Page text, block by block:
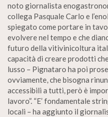
noto giornalista
collega Pasquale Carlo e
spiegato come portare in
evolvere nel tempo e che
futuro della vitivinicoltura
capacità di creare prodotti
lusso – Pignataro ha poi
ovviamente, che bisogna
accessibili a tutti, però è
lavoro”. “E’ fondamentale
locali – ha aggiunto il